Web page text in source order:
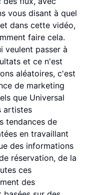
vous disant à quel
dans cette vidéo,
faire cela.
veulent passer à
et ce n'est
aléatoires, c'est
de marketing
que Universal
artistes
tendances de
en travaillant
des informations
réservation, de la
ces
des